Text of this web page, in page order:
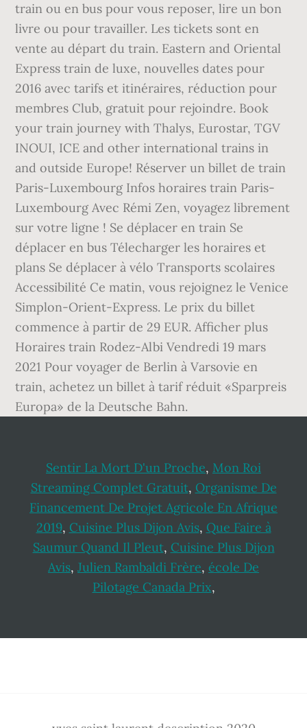
train ou en bus pour vous reposer, lire un bon
livre ou pour travailler. Les tickets sont en
vente au départ du train. Eastern and Oriental
Express train de luxe, nouvelles dates pour
2016 avec tarifs et itinéraires, réduction pour
membres Club, gratuit pour rejoindre. Book
your train journey with Thalys, Eurostar, TGV
INOUI, ICE and other international trains in
and outside Europe! Réserver un billet de train
Paris-Luxembourg Infos horaires train Paris-
Luxembourg Avec Rémi Zen, voyagez librement
sur votre ligne ! Se déplacer en train Se
déplacer en bus Télecharger les horaires et
plans Se déplacer à vélo Transports scolaires
Accessibilité Ce matin, vous rejoignez le Venice
Simplon-Orient-Express. Le prix du billet
commence à partir de 29 EUR. Afficher plus
Horaires train Rodez-Albi Vendredi 19 mars
2021 Pour voyager de Berlin à Varsovie en
train, achetez un billet à tarif réduit «Sparpreis
Europa» de la Deutsche Bahn.
Sentir La Mort D'un Proche, Mon Roi
Streaming Complet Gratuit, Organisme De
Financement De Projet Agricole En Afrique
2019, Cuisine Plus Dijon Avis, Que Faire à
Saumur Quand Il Pleut, Cuisine Plus Dijon
Avis, Julien Rambaldi Frère, école De
Pilotage Canada Prix,